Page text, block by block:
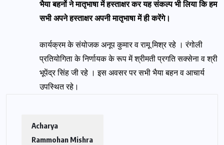
भैया बहनों ने मातृभाषा में हस्ताक्षर कर यह संकल्प भी लिया कि हम
सभी अपने हस्ताक्षर अपनी मातृभाषा में ही करेंगे।
कार्यक्रम के संयोजक अनूप कुमार व रामू मिश्र रहे । रंगोली
प्रतियोगिता के निर्णायक के रूप में श्रीमती प्रगति सक्सेना व श्री
भूपेंद्र सिंह जी रहे । इस अवसर पर सभी भैया बहन व आचार्य
उपस्थित रहे।
Acharya
Rammohan Mishra